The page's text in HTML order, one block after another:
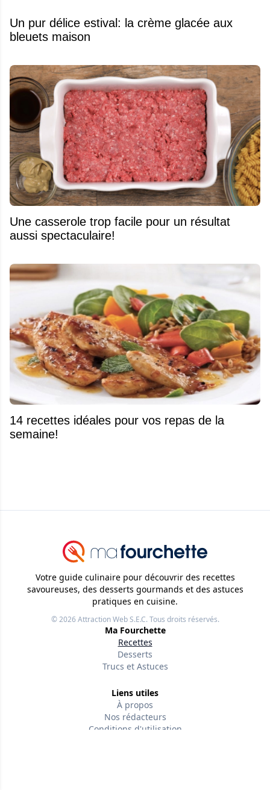
Un pur délice estival: la crème glacée aux
bleuets maison
Une casserole trop facile pour un résultat
aussi spectaculaire!
14 recettes idéales pour vos repas de la
semaine!
Votre guide culinaire pour découvrir des recettes
savoureuses, des desserts gourmands et des astuces
pratiques en cuisine.
© 2026Attraction Web S.E.C.Tous droits réservés.
Ma Fourchette
Recettes
Desserts
Trucs et Astuces
Liens utiles
À propos
Nos rédacteurs
Conditions d'utilisation